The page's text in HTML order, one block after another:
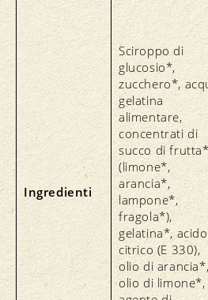
Ingredienti
Sciroppo di
glucosio*,
zucchero*,
gelatina
alimentare,
concentrati di
succo di frutta*
(limone*,
arancia*,
lampone*,
fragola*),
gelatina*, acido
citrico (E 330),
olio di arancia*,
olio di limone*,